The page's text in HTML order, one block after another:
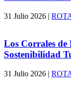
31 Julio 2026 |
Los Corrales de
Sostenibilidad
31 Julio 2026 |